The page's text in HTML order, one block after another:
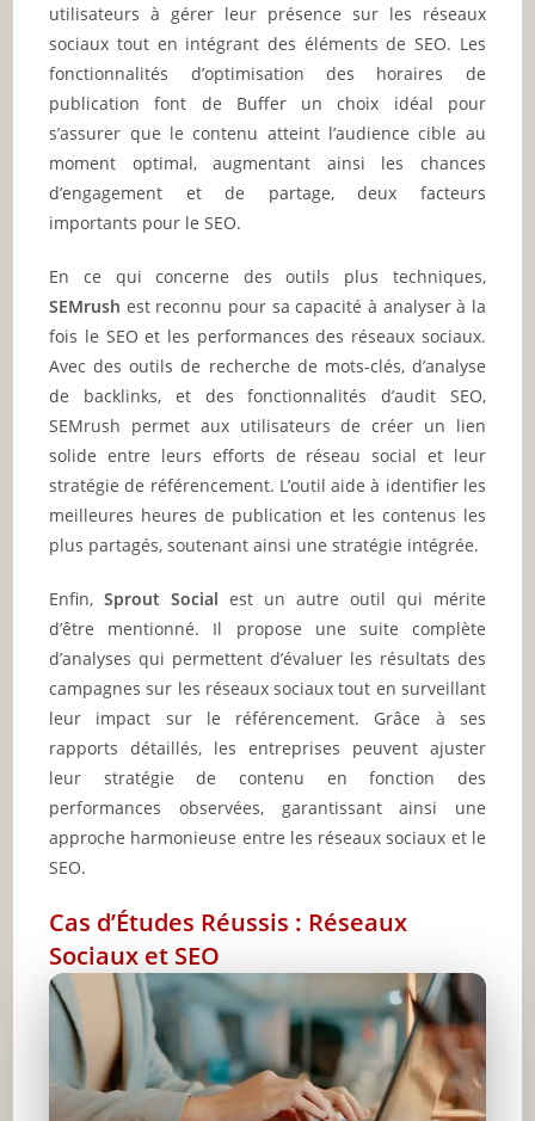
utilisateurs à gérer leur présence sur les réseaux
sociaux tout en intégrant des éléments de SEO. Les
fonctionnalités d’optimisation des horaires de
publication font de Buffer un choix idéal pour
s’assurer que le contenu atteint l’audience cible au
moment optimal, augmentant ainsi les chances
d’engagement et de partage, deux facteurs
importants pour le SEO.
En ce qui concerne des outils plus techniques,
SEMrush est reconnu pour sa capacité à analyser à la
fois le SEO et les performances des réseaux sociaux.
Avec des outils de recherche de mots-clés, d’analyse
de backlinks, et des fonctionnalités d’audit SEO,
SEMrush permet aux utilisateurs de créer un lien
solide entre leurs efforts de réseau social et leur
stratégie de référencement. L’outil aide à identifier les
meilleures heures de publication et les contenus les
plus partagés, soutenant ainsi une stratégie intégrée.
Enfin,Sprout Social est un autre outil qui mérite
d’être mentionné. Il propose une suite complète
d’analyses qui permettent d’évaluer les résultats des
campagnes sur les réseaux sociaux tout en surveillant
leur impact sur le référencement. Grâce à ses
rapports détaillés, les entreprises peuvent ajuster
leur stratégie de contenu en fonction des
performances observées, garantissant ainsi une
approche harmonieuse entre les réseaux sociaux et le
SEO.
Cas d’Études Réussis : Réseaux
Sociaux et SEO